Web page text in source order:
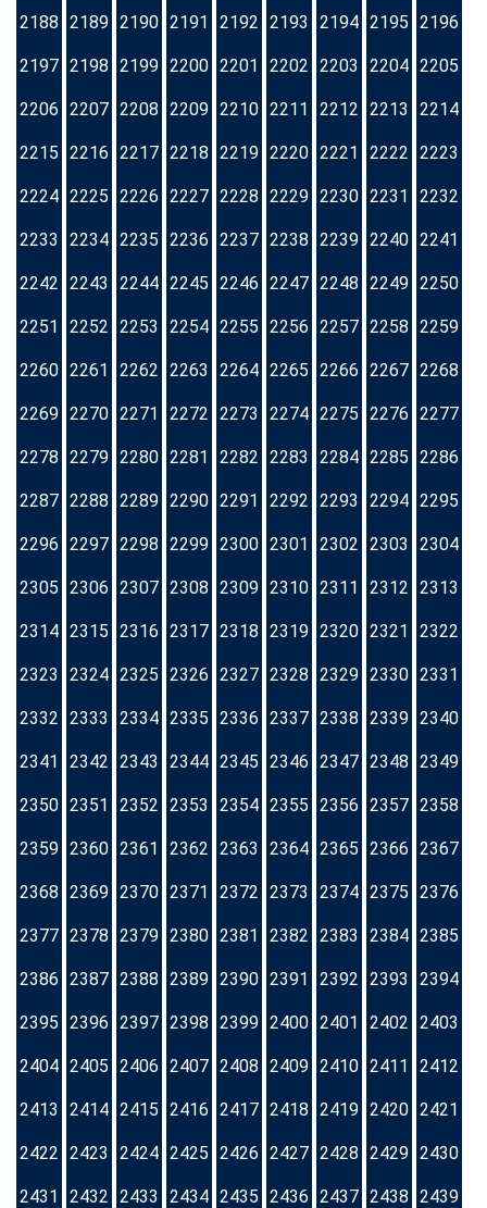
2188 2189 2190 2191 2192 2193 2194 2195 2196
2197 2198 2199 2200 2201 2202 2203 2204 2205
2206 2207 2208 2209 2210 2211 2212 2213 2214
2215 2216 2217 2218 2219 2220 2221 2222 2223
2224 2225 2226 2227 2228 2229 2230 2231 2232
2233 2234 2235 2236 2237 2238 2239 2240 2241
2242 2243 2244 2245 2246 2247 2248 2249 2250
2251 2252 2253 2254 2255 2256 2257 2258 2259
2260 2261 2262 2263 2264 2265 2266 2267 2268
2269 2270 2271 2272 2273 2274 2275 2276 2277
2278 2279 2280 2281 2282 2283 2284 2285 2286
2287 2288 2289 2290 2291 2292 2293 2294 2295
2296 2297 2298 2299 2300 2301 2302 2303 2304
2305 2306 2307 2308 2309 2310 2311 2312 2313
2314 2315 2316 2317 2318 2319 2320 2321 2322
2323 2324 2325 2326 2327 2328 2329 2330 2331
2332 2333 2334 2335 2336 2337 2338 2339 2340
2341 2342 2343 2344 2345 2346 2347 2348 2349
2350 2351 2352 2353 2354 2355 2356 2357 2358
2359 2360 2361 2362 2363 2364 2365 2366 2367
2368 2369 2370 2371 2372 2373 2374 2375 2376
2377 2378 2379 2380 2381 2382 2383 2384 2385
2386 2387 2388 2389 2390 2391 2392 2393 2394
2395 2396 2397 2398 2399 2400 2401 2402 2403
2404 2405 2406 2407 2408 2409 2410 2411 2412
2413 2414 2415 2416 2417 2418 2419 2420 2421
2422 2423 2424 2425 2426 2427 2428 2429 2430
2431 2432 2433 2434 2435 2436 2437 2438 2439